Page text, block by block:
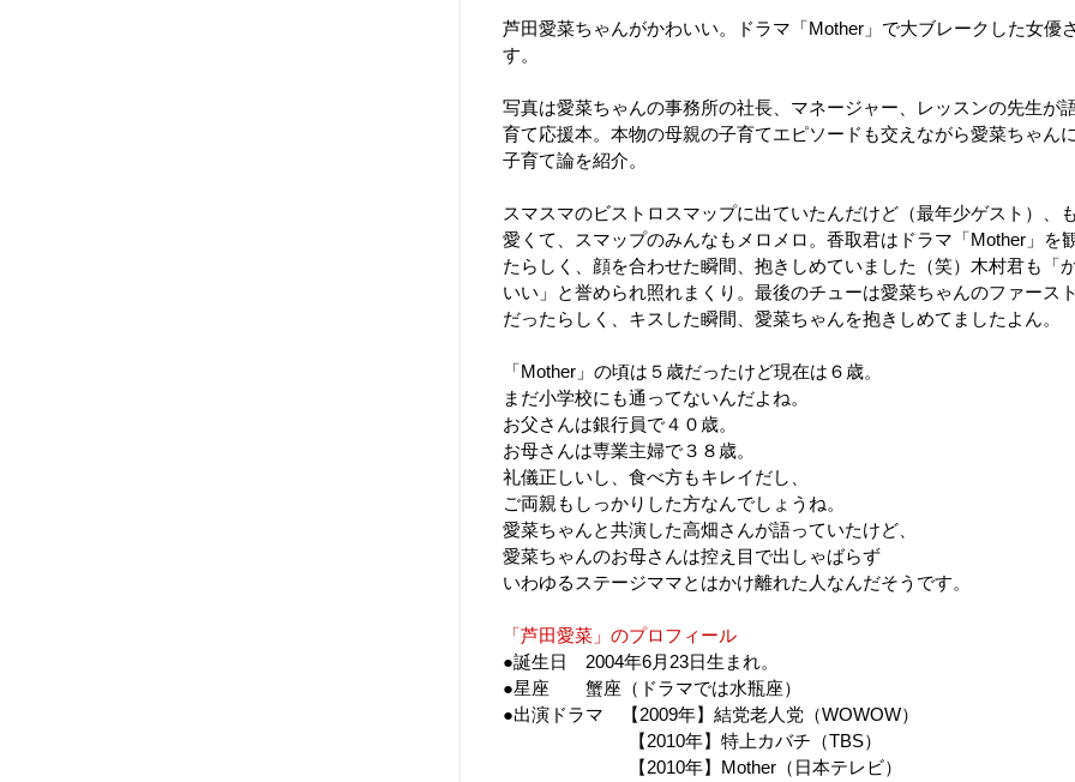
芦田愛菜ちゃんがかわいい。ドラマ「Mother」で大ブレークした女優
す。
写真は愛菜ちゃんの事務所の社長、マネージャー、レッスンの先生が
育て応援本。本物の母親の子育てエピソードも交えながら愛菜ちゃん
子育て論を紹介。
スマスマのビストロスマップに出ていたんだけど（最年少ゲスト）、
愛くて、スマップのみんなもメロメロ。香取君はドラマ「Mother」を
たらしく、顔を合わせた瞬間、抱きしめていました（笑）木村君も「
いい」と誉められ照れまくり。最後のチューは愛菜ちゃんのファース
だったらしく、キスした瞬間、愛菜ちゃんを抱きしめてましたよん。
「Mother」の頃は５歳だったけど現在は６歳。
まだ小学校にも通ってないんだよね。
お父さんは銀行員で４０歳。
お母さんは専業主婦で３８歳。
礼儀正しいし、食べ方もキレイだし、
ご両親もしっかりした方なんでしょうね。
愛菜ちゃんと共演した高畑さんが語っていたけど、
愛菜ちゃんのお母さんは控え目で出しゃばらず
いわゆるステージママとはかけ離れた人なんだそうです。
「芦田愛菜」のプロフィール
●誕生日 2004年6月23日生まれ。
●星座 蟹座（ドラマでは水瓶座）
●出演ドラマ 【2009年】結党老人党（WOWOW）
【2010年】特上カバチ（TBS）
【2010年】Mother（日本テレビ）